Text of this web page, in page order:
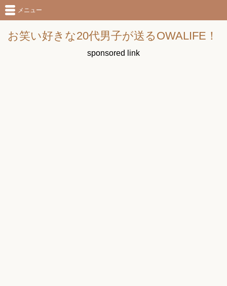
お笑い好きな20代男子が送るOWALIFE！
メニュー
sponsored link